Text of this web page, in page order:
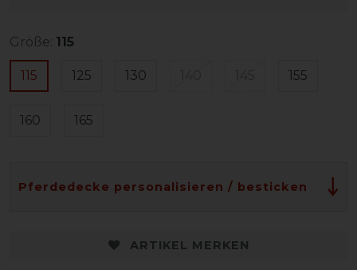
Größe: 115
115 125 130 155
160 165
Pferdedecke personalisieren / besticken
ARTIKEL MERKEN